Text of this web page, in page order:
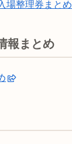
場整理券まとめ
報まとめ